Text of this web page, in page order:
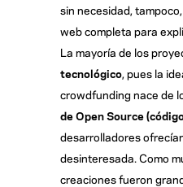
sin necesidad,
web completa para
La mayoría de los
tecnológico , pues la
crowdfunding nace de
de Open Source
desarrolladores
desinteresada. Como
creaciones fueron